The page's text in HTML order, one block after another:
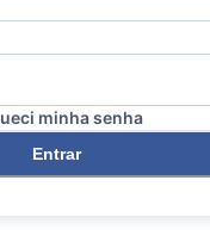
minha senha
Entrar